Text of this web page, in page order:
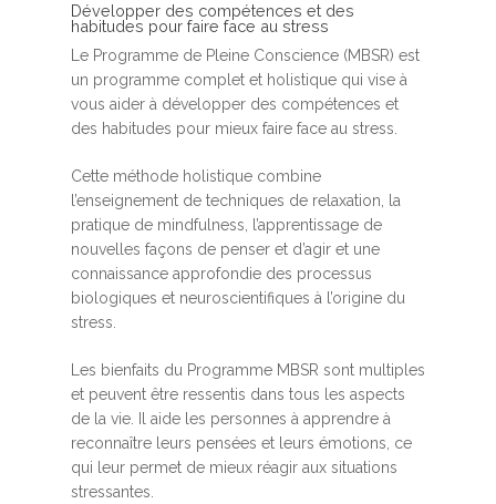
Développer des compétences et des
habitudes pour faire face au stress
Le Programme de Pleine Conscience (MBSR) est
un programme complet et holistique qui vise à
vous aider à développer des compétences et
des habitudes pour mieux faire face au stress.
Cette méthode holistique combine
l’enseignement de techniques de relaxation, la
pratique de mindfulness, l’apprentissage de
nouvelles façons de penser et d’agir et une
connaissance approfondie des processus
biologiques et neuroscientifiques à l’origine du
stress.
Les bienfaits du Programme MBSR sont multiples
et peuvent être ressentis dans tous les aspects
de la vie. Il aide les personnes à apprendre à
reconnaître leurs pensées et leurs émotions, ce
qui leur permet de mieux réagir aux situations
stressantes.